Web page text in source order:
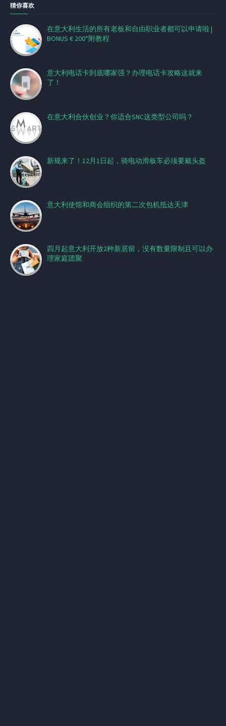
猜你喜欢
在意大利生活的所有老板和自由职业者都可以申请啦 |
BONUS € 200*附教程
意大利电话卡到底哪家强？办理电话卡攻略这就来
了！
在意大利合伙创业？你适合SNC这类型公司吗？
新规来了！12月1日起，骑电动滑板车必须要戴头盔
意大利使馆和商会组织的第二次包机抵达天津
四月起意大利开放2种新居留，没有数量限制且可以办
理家庭团聚